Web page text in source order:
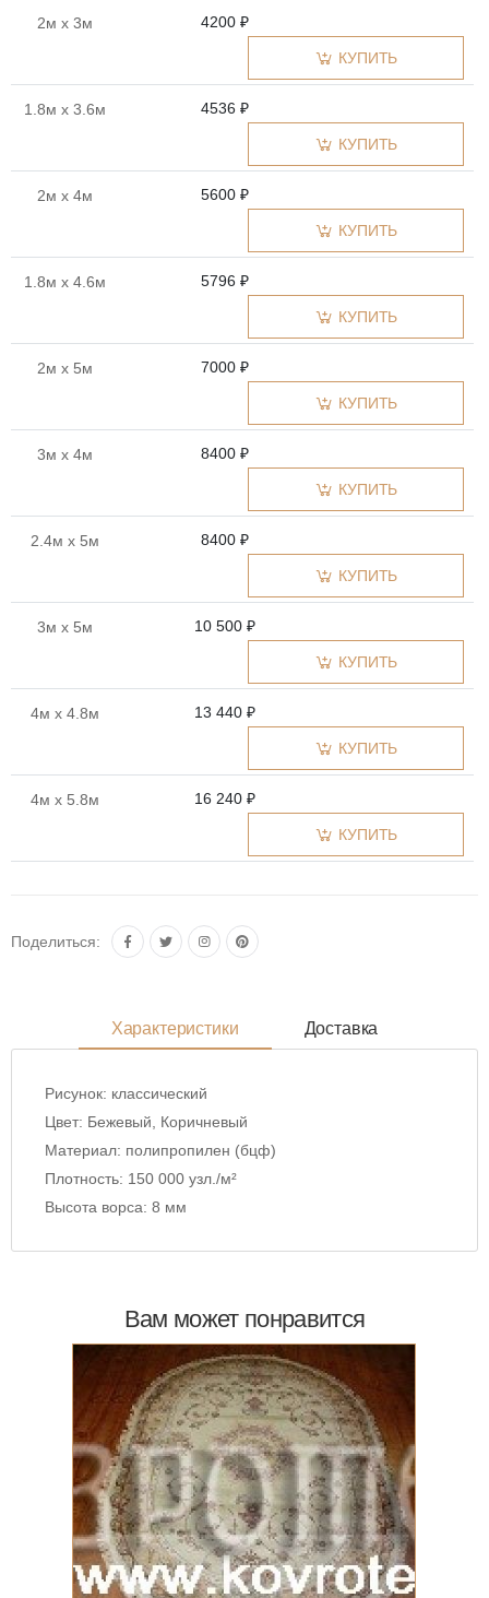
2м x 3м 4200 ₽
КУПИТЬ
1.8м x 3.6м 4536 ₽
КУПИТЬ
2м x 4м 5600 ₽
КУПИТЬ
1.8м x 4.6м 5796 ₽
КУПИТЬ
2м x 5м 7000 ₽
КУПИТЬ
3м x 4м 8400 ₽
КУПИТЬ
2.4м x 5м 8400 ₽
КУПИТЬ
3м x 5м 10 500 ₽
КУПИТЬ
4м x 4.8м 13 440 ₽
КУПИТЬ
4м x 5.8м 16 240 ₽
КУПИТЬ
Поделиться:
Характеристики Доставка
Рисунок: классический
Цвет: Бежевый, Коричневый
Материал: полипропилен (бцф)
Плотность: 150 000 узл./м²
Высота ворса: 8 мм
Вам может понравится